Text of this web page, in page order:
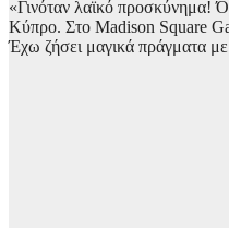
«Γινόταν λαϊκό προσκύνημα!
Κύπρο. Στo Madison Square
Έχω ζήσει μαγικά πράγματα